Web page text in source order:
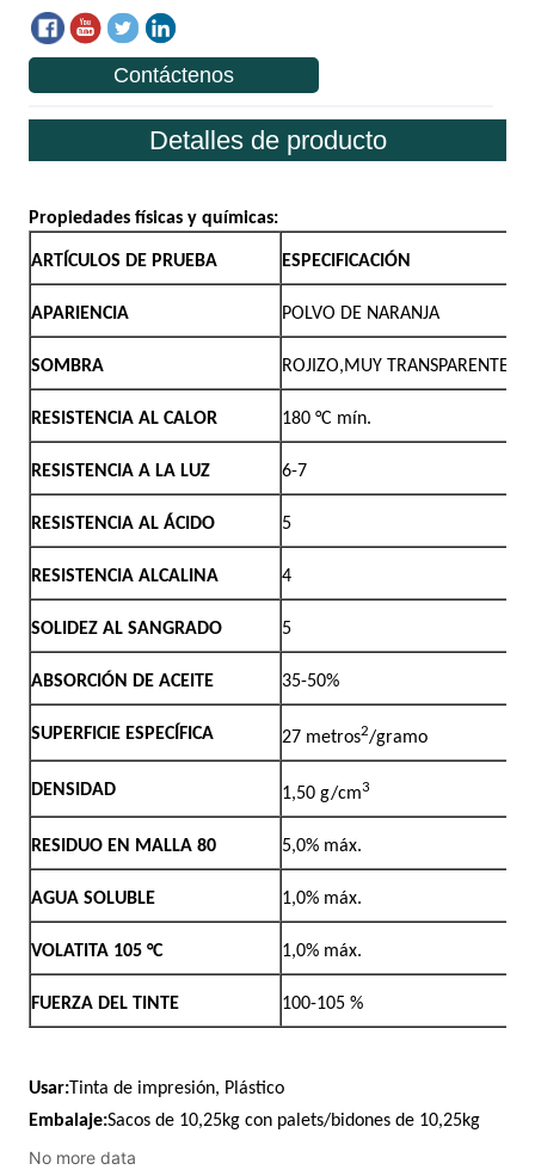
Contáctenos
Detalles de producto
No more data